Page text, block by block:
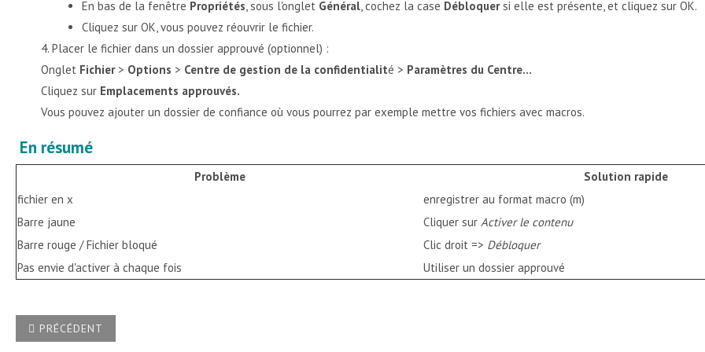
En bas de la fenêtre Propriétés, sous l'onglet Général, cochez la case Débloquersi elle est présente, et cliquez sur OK.
Cliquez sur OK, vous pouvez réouvrir le fichier.
Placer le fichier dans un dossier approuvé (optionnel) :
Onglet Fichier > Options > Centre de gestion de la confidentialité > Paramètres du Centre...
Cliquez sur Emplacements approuvés.
Vous pouvez ajouter un dossier de confiance où vous pourrez par exemple mettre vos fichiers avec macros.
En résumé
Problème
Solution rapide
fichier en x
enregistrer au format macro (m)
Barre jaune
Cliquer sur Activer le contenu
Barre rouge / Fichier bloqué
Clic droit => Débloquer
Pas envie d'activer à chaque fois
Utiliser un dossier approuvé
ARTICLE PRÉCÉDENT : PEUT-ON, DANS WORD, DÉCLENCHER L'EXÉCUTION D'UNE MACRO EN CLIQUANT SUR UN ÉLÉMENT DE
PRÉCÉDENT